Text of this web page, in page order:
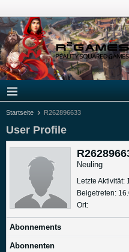
Startseite R262896633
User Profile
Neuling
Letzte Aktivität:
Beigetreten:
Ort:
Abonnements
Abonnenten